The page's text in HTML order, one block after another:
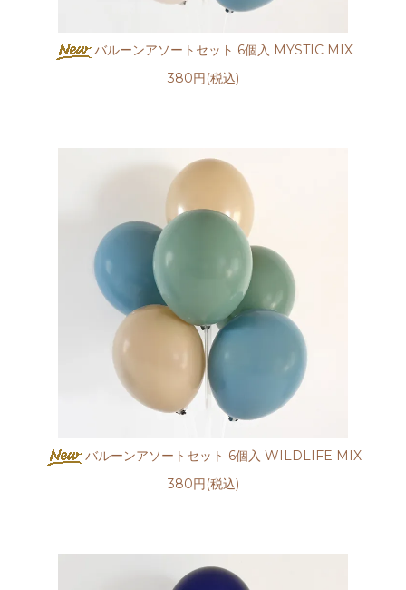
バルーンアソートセット 6個入 MYSTIC MIX
380円(税込)
バルーンアソートセット 6個入 WILDLIFE MIX
380円(税込)